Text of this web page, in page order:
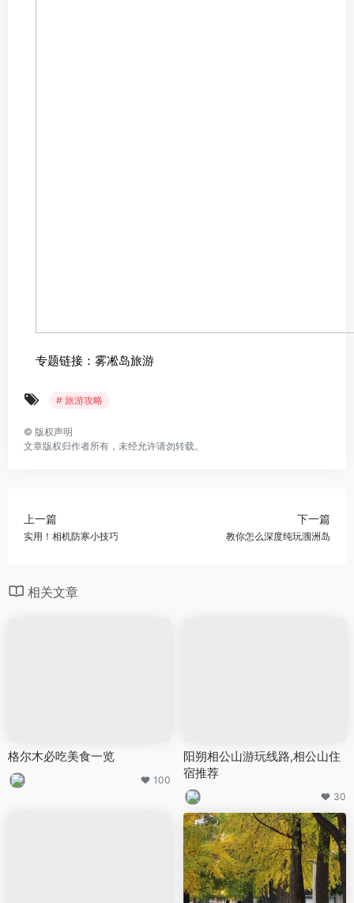
专题链接：雾凇岛旅游
# 旅游攻略
© 版权声明
文章版权归作者所有，未经允许请勿转载。
上一篇
实用！相机防寒小技巧
下一篇
教你怎么深度纯玩涠洲岛
相关文章
格尔木必吃美食一览
100
阳朔相公山游玩线路,相公山住
宿推荐
30